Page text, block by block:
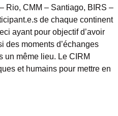
Rio, CMM – Santiago, BIRS –
de chaque continent
ayant pour objectif d’avoir
des moments d’échanges
un même lieu. Le CIRM
et humains pour mettre en